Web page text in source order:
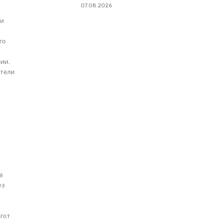
07.08.2026